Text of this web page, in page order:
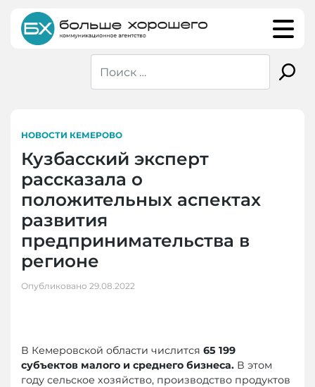
content
НОВОСТИ КЕМЕРОВО
Кузбасский эксперт
рассказала о
положительных аспектах
развития
предпринимательства в
регионе
Опубликовано 29.08.2022
В Кемеровской области числится 65 199
субъектов малого и среднего бизнеса. В этом
году сельское хозяйство, производство продуктов